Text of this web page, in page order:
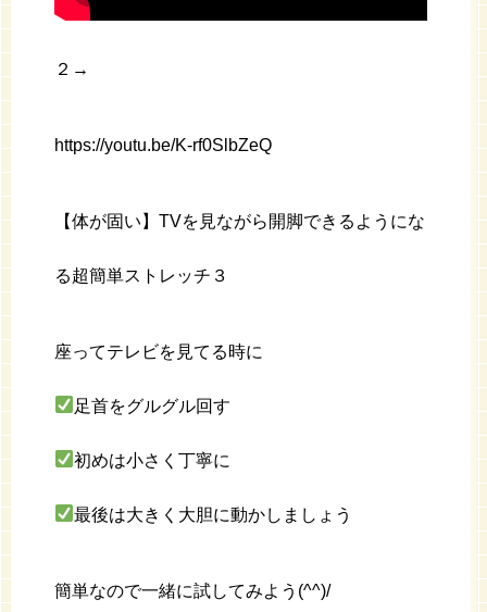
２→
https://youtu.be/K-rf0SlbZeQ
【体が固い】TVを見ながら開脚できるようにな
る超簡単ストレッチ３
座ってテレビを見てる時に
足首をグルグル回す
初めは小さく丁寧に
最後は大きく大胆に動かしましょう
簡単なので一緒に試してみよう(^^)/